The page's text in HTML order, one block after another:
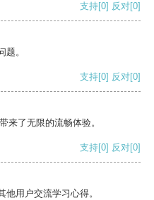
支持[0] 反对[0]
。
支持[0] 反对[0]
来了无限的流畅体验。
支持[0] 反对[0]
用户交流学习心得。